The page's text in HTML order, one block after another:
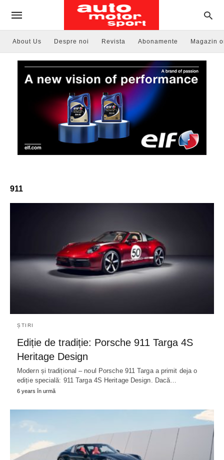
About Us Despre noi Revista Abonamente Magazin
911
ȘTIRI
Ediție de tradiție: Porsche 911 Targa 4S
Heritage Design
Modern și tradițional – noul Porsche 911 Targa a primit deja o
ediție specială: 911 Targa 4S Heritage Design. Dacă…
6 years în urmă